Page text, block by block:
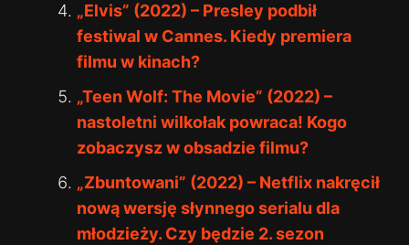
„Elvis” (2022) – Presley podbił
festiwal w Cannes. Kiedy premiera
filmu w kinach?
„Teen Wolf: The Movie” (2022) –
nastoletni wilkołak powraca! Kogo
zobaczysz w obsadzie filmu?
„Zbuntowani” (2022) – Netflix nakręcił
nową wersję słynnego serialu dla
młodzieży. Czy będzie 2. sezon